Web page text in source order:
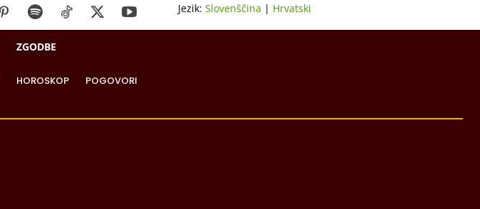
Jezik: Slovenščina | Hrvatski
ZGODBE
HOROSKOP POGOVORI